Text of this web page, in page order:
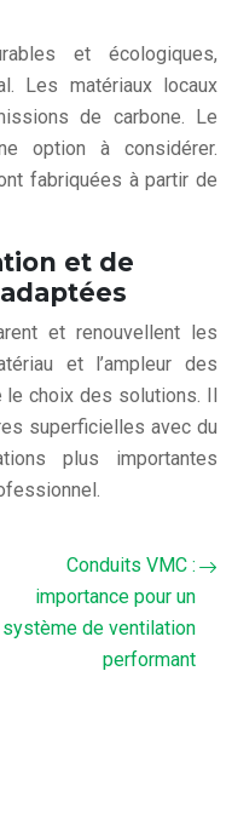
et écologiques,
Les matériaux locaux
de carbone. Le
option à considérer.
fabriquées à partir de
et de
et renouvellent les
et l’ampleur des
le choix des solutions. Il
superficielles avec du
plus importantes
Conduits VMC :
importance pour un
système de ventilation
performant